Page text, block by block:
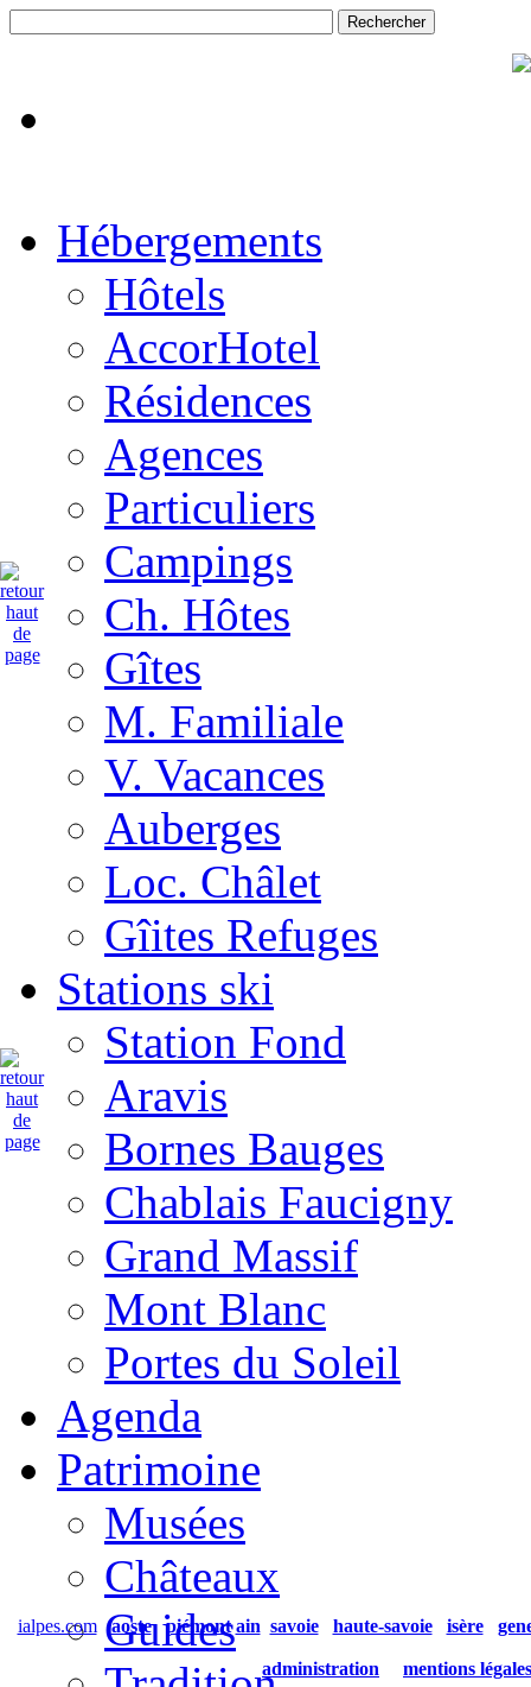
ialpes.com aoste piémont ain savoie haute-savoie isère
administration mentions légales
Hébergements
Hôtels
AccorHotel
Résidences
Agences
Particuliers
Campings
Ch. Hôtes
Gîtes
M. Familiale
V. Vacances
Auberges
Loc. Châlet
Gîites Refuges
Stations ski
Station Fond
Aravis
Bornes Bauges
Chablais Faucigny
Grand Massif
Mont Blanc
Portes du Soleil
Agenda
Patrimoine
Musées
Châteaux
Guides